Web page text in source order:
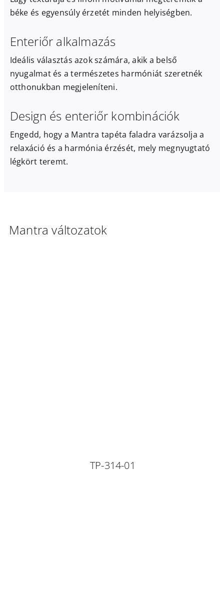
béke és egyensúly érzetét minden helyiségben.
Enteriőr alkalmazás
Ideális választás azok számára, akik a belső
nyugalmat és a természetes harmóniát szeretnék
otthonukban megjeleníteni.
Design és enteriőr kombinációk
Engedd, hogy a Mantra tapéta faladra varázsolja a
relaxáció és a harmónia érzését, mely megnyugtató
légkört teremt.
Mantra változatok
TP-314-01